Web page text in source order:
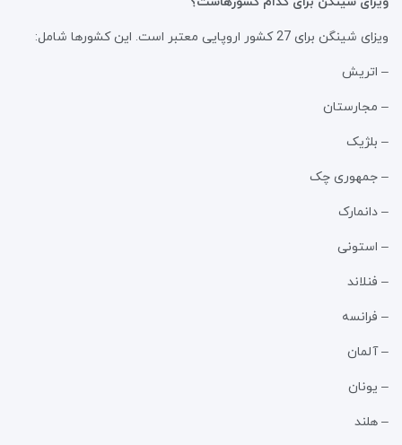
ویزای شینگن برای 27 کشور اروپایی معتبر است. این کشورها شامل:
– اتریش
– مجارستان
– بلژیک
– جمهوری چک
– دانمارک
– استونی
– فنلاند
– فرانسه
– آلمان
– یونان
– هلند